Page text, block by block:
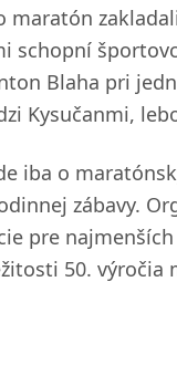
schopní
Blaha pri
Kysučanmi,
iba o
zábavy.
pre
50. výročia